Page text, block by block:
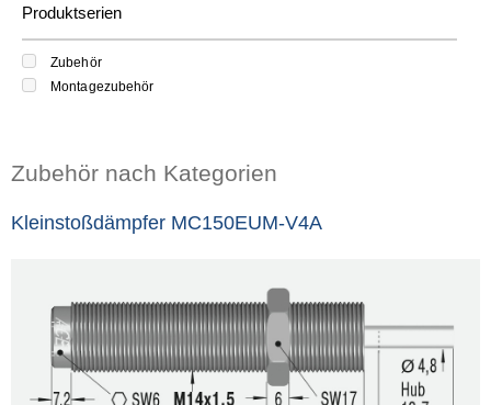
Produktserien
Zubehör
Montagezubehör
Zubehör nach Kategorien
Kleinstoßdämpfer MC150EUM-V4A